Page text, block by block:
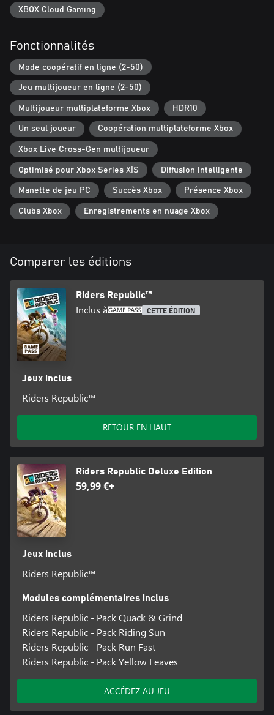
ligne.XBOX Cloud Gaming
Fonctionnalités
Mode coopératif en ligne (2-50)
Jeu multijoueur en ligne (2-50)
Multijoueur multiplateforme Xbox HDR10
Un seul joueur Coopération multiplateforme Xbox
Xbox Live Cross-Gen multijoueur
Optimisé pour Xbox Series X|S Diffusion intelligente
Manette de jeu PC Succès Xbox Présence Xbox
Clubs Xbox Enregistrements en nuage Xbox
Comparer les éditions
Riders Republic™
Inclus à CETTE ÉDITION
Jeux inclus
Riders Republic™
RETOUR EN HAUT
Riders Republic Deluxe Edition
59,99 €+
Jeux inclus
Riders Republic™
Modules complémentaires inclus
Riders Republic - Pack Quack & Grind
Riders Republic - Pack Riding Sun
Riders Republic - Pack Run Fast
Riders Republic - Pack Yellow Leaves
ACCÉDEZ AU JEU